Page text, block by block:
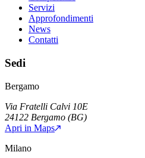
Servizi
Approfondimenti
News
Contatti
Sedi
Bergamo
Via Fratelli Calvi 10E
24122 Bergamo (BG)
Apri in Maps
Milano